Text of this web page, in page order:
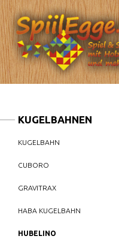
KUGELBAHNEN
KUGELBAHN
CUBORO
GRAVITRAX
HABA KUGELBAHN
HUBELINO